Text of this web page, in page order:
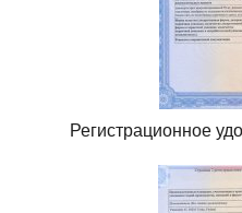
Регистрационное